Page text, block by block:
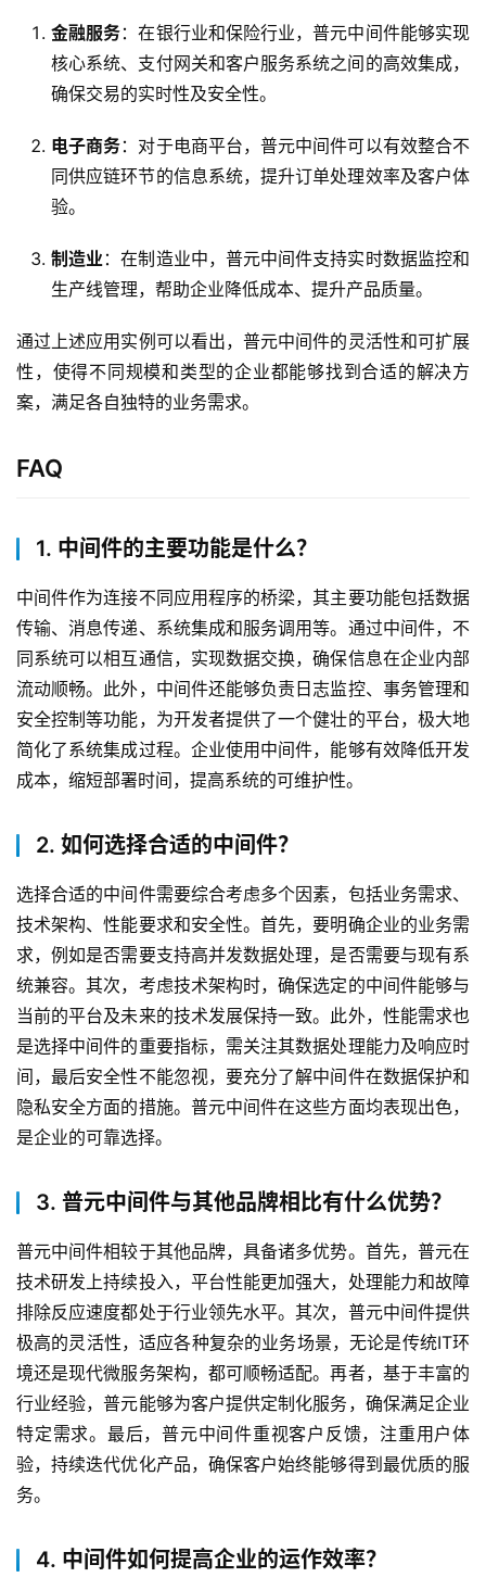
案
与
服
支
持
解
普
系
我
们
金融服务：在银行业和保险行业，普元中间件能够实现
核心系统、支付网关和客户服务系统之间的高效集成，
确保交易的实时性及安全性。
电子商务：对于电商平台，普元中间件可以有效整合不
同供应链环节的信息系统，提升订单处理效率及客户体
验。
制造业：在制造业中，普元中间件支持实时数据监控和
生产线管理，帮助企业降低成本、提升产品质量。
通过上述应用实例可以看出，普元中间件的灵活性和可扩展
性，使得不同规模和类型的企业都能够找到合适的解决方
案，满足各自独特的业务需求。
FAQ
1. 中间件的主要功能是什么？
中间件作为连接不同应用程序的桥梁，其主要功能包括数据
传输、消息传递、系统集成和服务调用等。通过中间件，不
同系统可以相互通信，实现数据交换，确保信息在企业内部
流动顺畅。此外，中间件还能够负责日志监控、事务管理和
安全控制等功能，为开发者提供了一个健壮的平台，极大地
简化了系统集成过程。企业使用中间件，能够有效降低开发
成本，缩短部署时间，提高系统的可维护性。
2. 如何选择合适的中间件？
选择合适的中间件需要综合考虑多个因素，包括业务需求、
技术架构、性能要求和安全性。首先，要明确企业的业务需
求，例如是否需要支持高并发数据处理，是否需要与现有系
统兼容。其次，考虑技术架构时，确保选定的中间件能够与
当前的平台及未来的技术发展保持一致。此外，性能需求也
是选择中间件的重要指标，需关注其数据处理能力及响应时
间，最后安全性不能忽视，要充分了解中间件在数据保护和
隐私安全方面的措施。普元中间件在这些方面均表现出色，
是企业的可靠选择。
3. 普元中间件与其他品牌相比有什么优势？
普元中间件相较于其他品牌，具备诸多优势。首先，普元在
技术研发上持续投入，平台性能更加强大，处理能力和故障
排除反应速度都处于行业领先水平。其次，普元中间件提供
极高的灵活性，适应各种复杂的业务场景，无论是传统IT环
境还是现代微服务架构，都可顺畅适配。再者，基于丰富的
行业经验，普元能够为客户提供定制化服务，确保满足企业
特定需求。最后，普元中间件重视客户反馈，注重用户体
验，持续迭代优化产品，确保客户始终能够得到最优质的服
务。
4. 中间件如何提高企业的运作效率？